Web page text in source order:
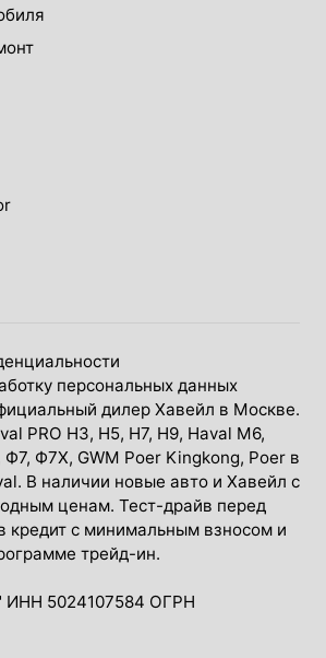
персональных данных
дилер Хавейл в Москве.
PRO H3, Н5, H7, Н9, Haval М6,
Ф7Х, GWM Poer Kingkong, Poer в
В наличии новые авто и Хавейл с
ценам. Тест-драйв перед
кредит с минимальным взносом и
трейд-ин.
ИНН 5024107584 ОГРН